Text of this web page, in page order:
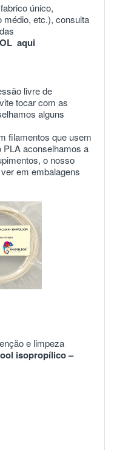
único,
médio, etc.), consulta
aqui
livre de
tocar com as
alguns
filamentos que usem
aconselhamos a
o nosso
em embalagens
e limpeza
isopropílico –